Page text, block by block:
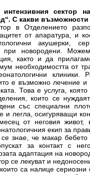
сектор
С какви възможности
в Отделението
от апаратура, и
акушерки,
при новородени.
както и да
необходимостта от
е възможно лечение
Това е услуга,
които се
със специални
и легла, осигуряващи
от неговия живот,
екип за
знае, че макар бебето
за контакт с
адаптация на
се лекуват и
са налице